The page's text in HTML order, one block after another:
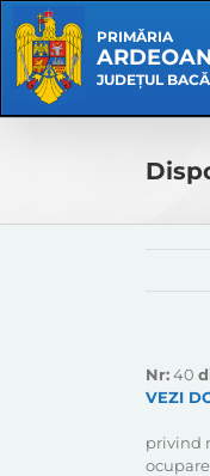
content
Navigation
PRIMĂRIA
JUDEȚUL
Nr:40
VEZI
privind